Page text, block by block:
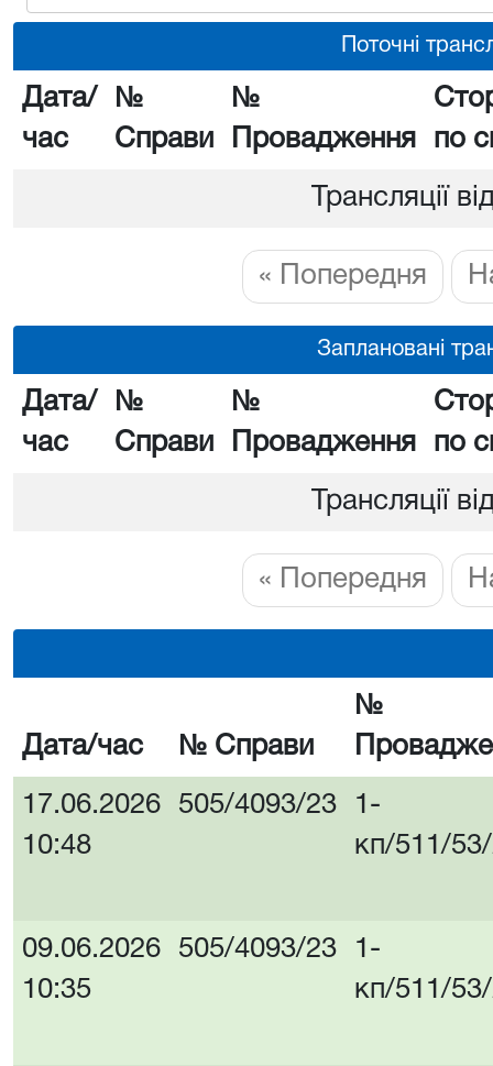
Поточні
Дата/
час
№
Справи
№
Провадження
по
Трансляції
« Попередня
Заплановані
Дата/
час
№
Справи
№
Провадження
по
Трансляції
« Попередня
Дата/час № Справи
№
17.06.2026
10:48
505/4093/23
1-
кп/511/
09.06.2026
10:35
505/4093/23
1-
кп/511/